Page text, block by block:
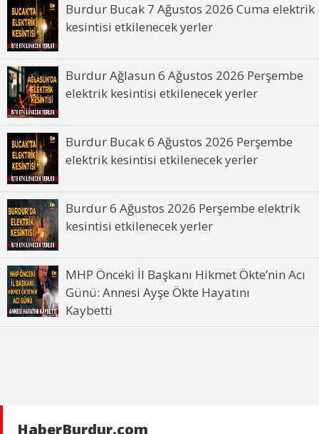
Burdur Bucak 7 Ağustos 2026 Cuma elektrik
kesintisi etkilenecek yerler
Burdur Ağlasun 6 Ağustos 2026 Perşembe
elektrik kesintisi etkilenecek yerler
Burdur Bucak 6 Ağustos 2026 Perşembe
elektrik kesintisi etkilenecek yerler
Burdur 6 Ağustos 2026 Perşembe elektrik
kesintisi etkilenecek yerler
MHP Önceki İl Başkanı Hikmet Ökte’nin Acı
Günü: Annesi Ayşe Ökte Hayatını
Kaybetti
HaberBurdur.com